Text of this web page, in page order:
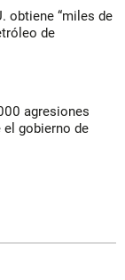
obtiene “miles de
de
agresiones
gobierno de